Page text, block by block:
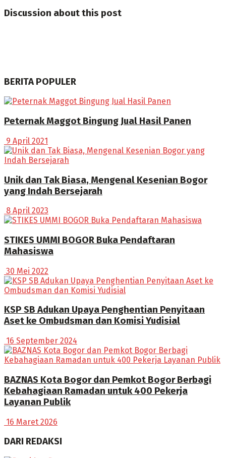
Discussion about this post
BERITA POPULER
Peternak Maggot Bingung Jual Hasil Panen
9 April 2021
Unik dan Tak Biasa, Mengenal Kesenian Bogor
yang Indah Bersejarah
8 April 2023
STIKES UMMI BOGOR Buka Pendaftaran
Mahasiswa
30 Mei 2022
KSP SB Adukan Upaya Penghentian Penyitaan
Aset ke Ombudsman dan Komisi Yudisial
16 September 2024
BAZNAS Kota Bogor dan Pemkot Bogor Berbagi
Kebahagiaan Ramadan untuk 400 Pekerja
Layanan Publik
16 Maret 2026
DARI REDAKSI